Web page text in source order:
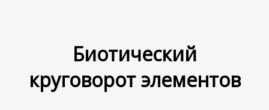
Биотический
круговорот элементов